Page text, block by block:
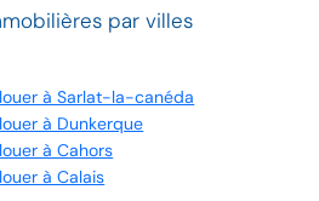
par villes
à Sarlat-la-canéda
à Dunkerque
à Cahors
à Calais